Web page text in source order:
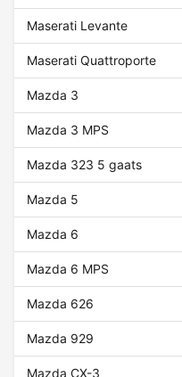
Maserati Levante
Maserati Quattroporte
Mazda 3
Mazda 3 MPS
Mazda 323 5 gaats
Mazda 5
Mazda 6
Mazda 6 MPS
Mazda 626
Mazda 929
Mazda CX-3